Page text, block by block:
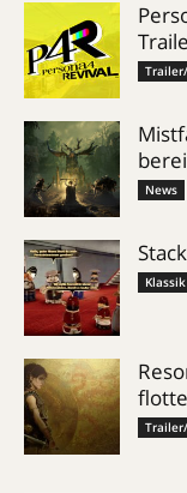
News
Klassik